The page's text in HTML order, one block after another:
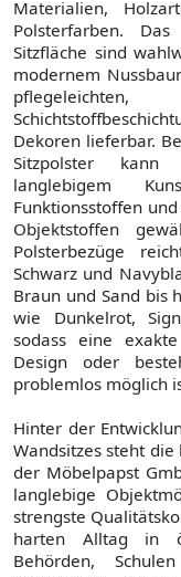
Materialien,
Polsterfarben.
Sitzfläche sind
modernem
Dekoren lieferbar.
Sitzpolster kann
langlebigem
Funktionsstoffen
Objektstoffen
Polsterbezüge
Schwarz und
Braun und Sand bis
wie Dunkelrot,
sodass eine
Design oder
problemlos möglich
Hinter der
Wandsitzes steht
der Möbelpapst
langlebige
strengste
harten Alltag in
Behörden,